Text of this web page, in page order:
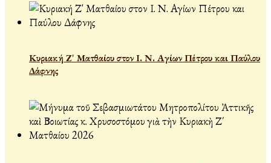
Κυριακή Ζ' Ματθαίου στον Ι. Ν. Αγίων Πέτρου και Παύλου
Δάφνης